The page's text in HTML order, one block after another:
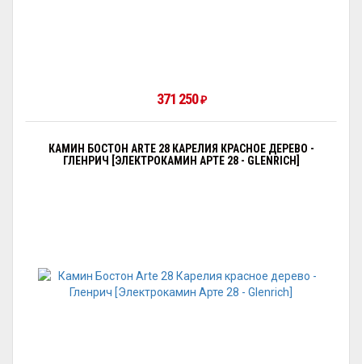
371 250₽
КАМИН БОСТОН ARTE 28 КАРЕЛИЯ КРАСНОЕ ДЕРЕВО -
ГЛЕНРИЧ [ЭЛЕКТРОКАМИН АРТЕ 28 - GLENRICH]